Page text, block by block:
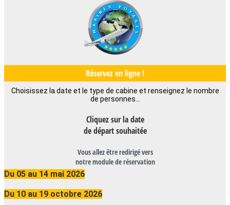
Réservez en ligne !
Choisissez la date et le type de cabine et renseignez le nombre
de personnes…
Cliquez sur la date
de départ souhaitée
Vous allez être redirigé vers
notre module de réservation
Du 05 au 14 mai 2026
Du 10 au 19 octobre 2026